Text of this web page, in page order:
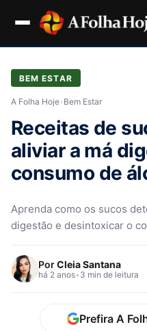
BEM ESTAR
A Folha Hoje› Bem Estar
Receitas de
aliviar a má
consumo de
Aprenda como os sucos
digestão e desintoxicar o
PorCleia Santana
há 2 anos• 3 min de leitura
Prefira A